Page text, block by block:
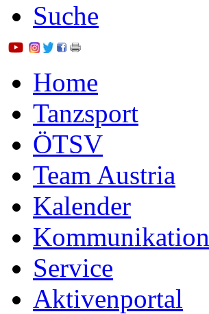
Suche
Home
Tanzsport
ÖTSV
Team Austria
Kalender
Kommunikation
Service
Aktivenportal